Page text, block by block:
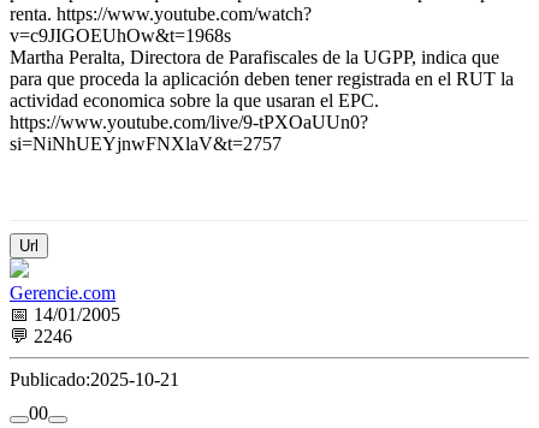
renta. https://www.youtube.com/watch?
v=c9JIGOEUhOw&t=1968s
Martha Peralta, Directora de Parafiscales de la UGPP, indica que
para que proceda la aplicación deben tener registrada en el RUT la
actividad economica sobre la que usaran el EPC.
https://www.youtube.com/live/9-tPXOaUUn0?
si=NiNhUEYjnwFNXlaV&t=2757
Url
Gerencie.com
📅 14/01/2005
💬 2246
Publicado:2025-10-21
00